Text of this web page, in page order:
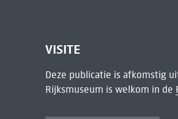
VISITE
Deze publicatie is afkomstig
Rijksmuseum is welkom in de